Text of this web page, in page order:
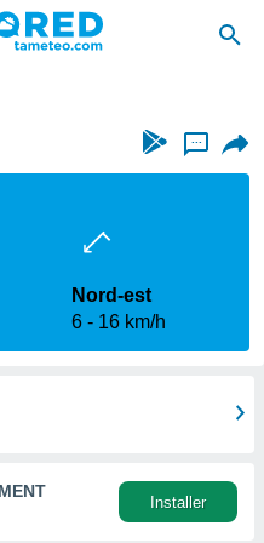
...
Nord-est
6
16 km/h
Installer